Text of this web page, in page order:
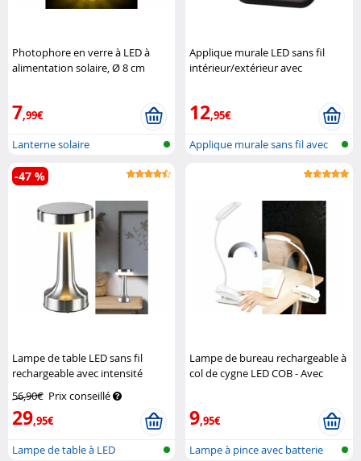
Photophore en verre à LED à
alimentation solaire, Ø 8 cm
7,99€
Lanterne solaire
Applique murale LED sans fil
intérieur/extérieur avec
12,95€
Applique murale sans fil avec
Lampe de table LED sans fil
rechargeable avec intensité
56,90€ Prix conseillé
29,95€
-47 %
Lampe de table à LED
Lampe de bureau rechargeable à
col de cygne LED COB - Avec
9,95€
Lampe à pince avec batterie